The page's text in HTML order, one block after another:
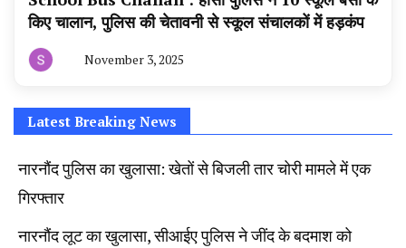
किए चालान, पुलिस की चेतावनी से स्कूल संचालकों में हड़कंप
टूडे
November 3, 2025
Latest Breaking News
नारनौंद पुलिस का खुलासा: खेतों से बिजली तार चोरी मामले में एक
गिरफ्तार
नारनौंद लूट का खुलासा, सीआईए पुलिस ने जींद के बदमाश को